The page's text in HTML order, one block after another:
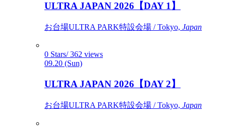
ULTRA JAPAN 2026【DAY 1】
お台場ULTRA PARK特設会場 / Tokyo, Japan
0 Stars/ 362 views
09.20 (Sun)
ULTRA JAPAN 2026【DAY 2】
お台場ULTRA PARK特設会場 / Tokyo, Japan